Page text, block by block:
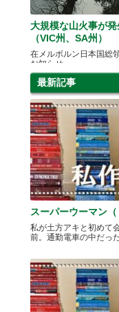
大規模な山火事が
（VIC州、SA州）
在メルボルン日本国総
お知らせ
最新記事
スーパーウーマン（
私が土方アキと初めて
前。通勤電車の中だっ